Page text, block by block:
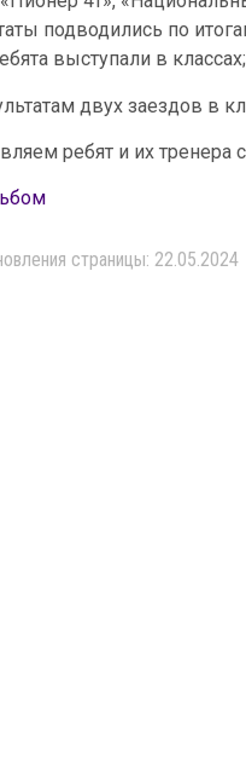
подводились по
выступали в
двух заездов в
ребят и их тренера
страницы: 22.05.2024